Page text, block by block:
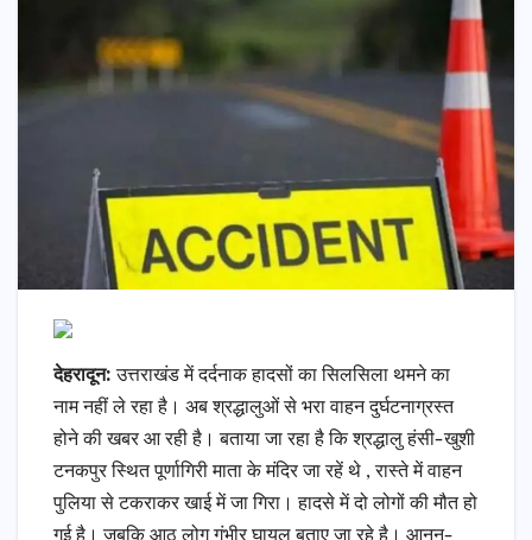
देहरादून:उत्तराखंड में दर्दनाक हादसों का सिलसिला थमने का
नाम नहीं ले रहा है। अब श्रद्धालुओं से भरा वाहन दुर्घटनाग्रस्त
होने की खबर आ रही है। बताया जा रहा है कि श्रद्धालु हंसी-खुशी
टनकपुर स्थित पूर्णागिरी माता के मंदिर जा रहें थे , रास्ते में वाहन
पुलिया से टकराकर खाई में जा गिरा। हादसे में दो लोगों की मौत हो